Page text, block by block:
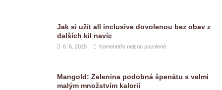
Jak si užít all inclusive dovolenou bez obav z
dalších kil navíc
6. 6. 2025 Komentáře nejsou povolené
Mangold: Zelenina podobná špenátu s velmi
malým množstvím kalorií